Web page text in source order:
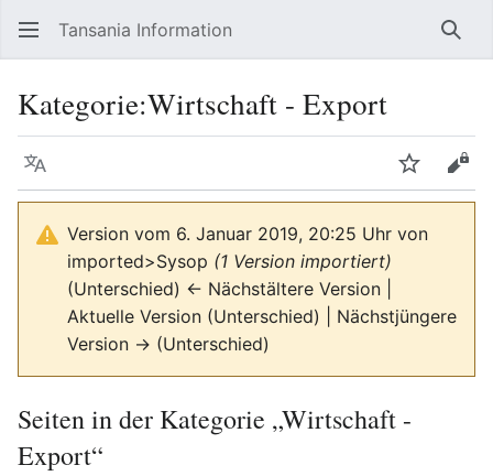
Tansania Information
Kategorie:Wirtschaft - Export
Sprache
Version vom 6. Januar 2019, 20:25 Uhr von
imported>Sysop (1 Version importiert)
(Unterschied) ← Nächstältere Version |
Aktuelle Version (Unterschied) | Nächstjüngere
Version → (Unterschied)
Seiten in der Kategorie „Wirtschaft -
Export“